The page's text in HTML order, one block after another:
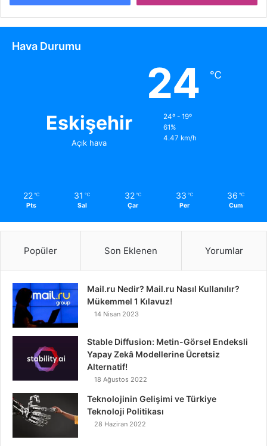
Hava Durumu
Eskişehir
Açık hava
24 ℃
24º - 19º
61%
4.47 km/h
22 ℃
Pts
31 ℃
Sal
32 ℃
Çar
33 ℃
Per
36 ℃
Cum
Popüler Son Eklenen Yorumlar
Mail.ru Nedir? Mail.ru Nasıl Kullanılır?
Mükemmel 1 Kılavuz!
14 Nisan 2023
Stable Diffusion: Metin-Görsel Endeksli
Yapay Zekâ Modellerine Ücretsiz
Alternatif!
18 Ağustos 2022
Teknolojinin Gelişimi ve Türkiye
Teknoloji Politikası
28 Haziran 2022